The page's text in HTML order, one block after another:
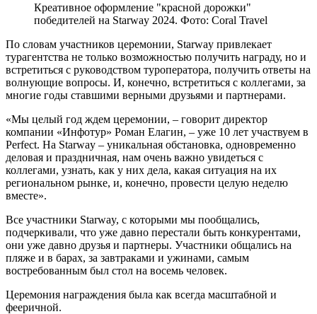
Креативное оформление "красной дорожки"
победителей на Starway 2024. Фото: Coral Travel
По словам участников церемонии, Starway привлекает
турагентства не только возможностью получить награду, но и
встретиться с руководством туроператора, получить ответы на
волнующие вопросы. И, конечно, встретиться с коллегами, за
многие годы ставшими верными друзьями и партнерами.
«Мы целый год ждем церемонии, – говорит директор
компании «Инфотур» Роман Елагин, – уже 10 лет участвуем в
Perfect. На Starway – уникальная обстановка, одновременно
деловая и праздничная, нам очень важно увидеться с
коллегами, узнать, как у них дела, какая ситуация на их
региональном рынке, и, конечно, провести целую неделю
вместе».
Все участники Starway, с которыми мы пообщались,
подчеркивали, что уже давно перестали быть конкурентами,
они уже давно друзья и партнеры. Участники общались на
пляже и в барах, за завтраками и ужинами, самым
востребованным был стол на восемь человек.
Церемония награждения была как всегда масштабной и
фееричной.